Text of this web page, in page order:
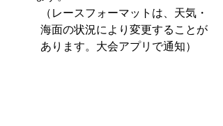
（レースフォーマットは、天気・
海面の状況により変更することが
あります。大会アプリで通知）